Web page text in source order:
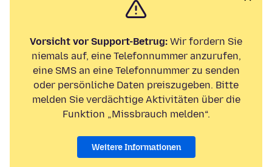
Vorsicht vor Support-Betrug: Wir fordern Sie
niemals auf, eine Telefonnummer anzurufen,
eine SMS an eine Telefonnummer zu senden
oder persönliche Daten preiszugeben. Bitte
melden Sie verdächtige Aktivitäten über die
Funktion „Missbrauch melden“.
Weitere Informationen